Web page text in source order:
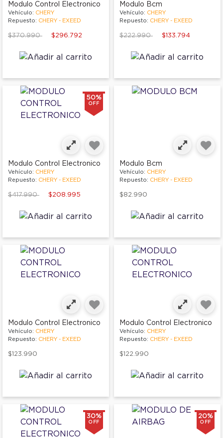
Modulo Control Electronico
Vehículo: CHERY
Repuesto: CHERY - EXEED
Price reduced from
$370.990to $296.792
Modulo Bcm
Vehículo: CHERY
Repuesto: CHERY - EXEED
Price reduced from
$222.990to $133.794
50%
OFF
Modulo Control Electronico
Vehículo: CHERY
Repuesto: CHERY - EXEED
Price reduced from
$417.990to $208.995
Modulo Bcm
Vehículo: CHERY
Repuesto: CHERY - EXEED
$82.990
Modulo Control Electronico
Vehículo: CHERY
Repuesto: CHERY - EXEED
$123.990
Modulo Control Electronico
Vehículo: CHERY
Repuesto: CHERY - EXEED
$122.990
30%
OFF
20%
OFF